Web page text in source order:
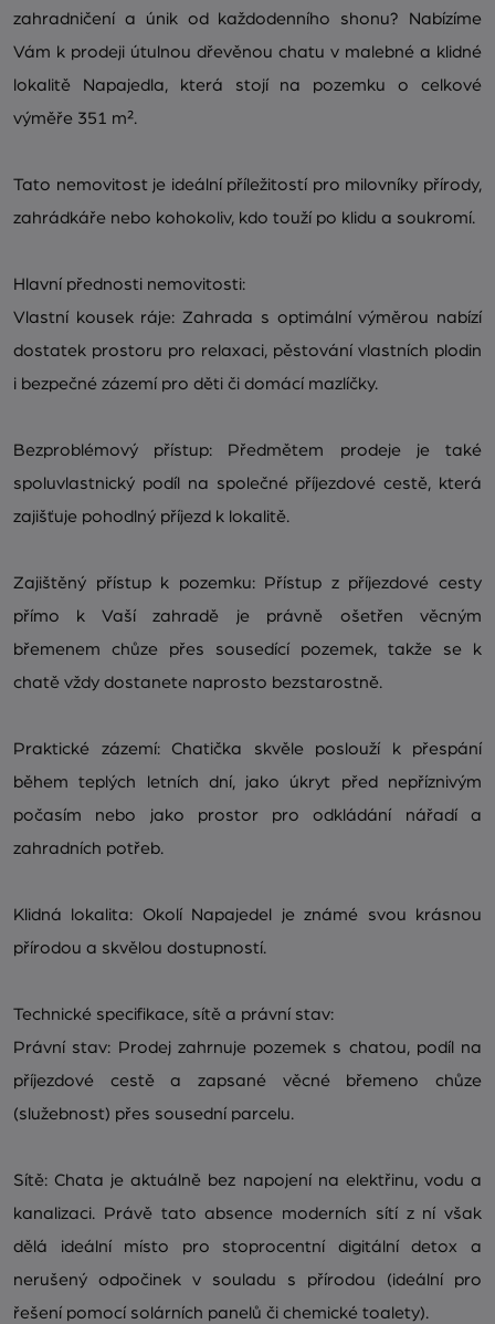
zahradničení a únik od každodenního shonu? Nabízíme
Vám k prodeji útulnou dřevěnou chatu v malebné a klidné
lokalitě Napajedla, která stojí na pozemku o celkové
výměře 351 m².
Tato nemovitost je ideální příležitostí pro milovníky přírody,
zahrádkáře nebo kohokoliv, kdo touží po klidu a soukromí.
Hlavní přednosti nemovitosti:
Vlastní kousek ráje: Zahrada s optimální výměrou nabízí
dostatek prostoru pro relaxaci, pěstování vlastních plodin
i bezpečné zázemí pro děti či domácí mazlíčky.
Bezproblémový přístup: Předmětem prodeje je také
spoluvlastnický podíl na společné příjezdové cestě, která
zajišťuje pohodlný příjezd k lokalitě.
Zajištěný přístup k pozemku: Přístup z příjezdové cesty
přímo k Vaší zahradě je právně ošetřen věcným
břemenem chůze přes sousedící pozemek, takže se k
chatě vždy dostanete naprosto bezstarostně.
Praktické zázemí: Chatička skvěle poslouží k přespání
během teplých letních dní, jako úkryt před nepříznivým
počasím nebo jako prostor pro odkládání nářadí a
zahradních potřeb.
Klidná lokalita: Okolí Napajedel je známé svou krásnou
přírodou a skvělou dostupností.
Technické specifikace, sítě a právní stav:
Právní stav: Prodej zahrnuje pozemek s chatou, podíl na
příjezdové cestě a zapsané věcné břemeno chůze
(služebnost) přes sousední parcelu.
Sítě: Chata je aktuálně bez napojení na elektřinu, vodu a
kanalizaci. Právě tato absence moderních sítí z ní však
dělá ideální místo pro stoprocentní digitální detox a
nerušený odpočinek v souladu s přírodou (ideální pro
řešení pomocí solárních panelů či chemické toalety).